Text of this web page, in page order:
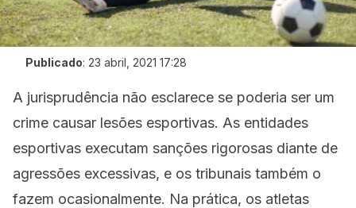
Publicado: 23 abril, 2021 17:28
A jurisprudência não esclarece se poderia ser um
crime causar lesões esportivas. As entidades
esportivas executam sanções rigorosas diante de
agressões excessivas, e os tribunais também o
fazem ocasionalmente. Na prática, os atletas